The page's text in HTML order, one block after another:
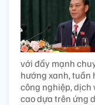
với đẩy mạnh
hướng xanh, tuần
công nghiệp, dịch
cao dựa trên ứng